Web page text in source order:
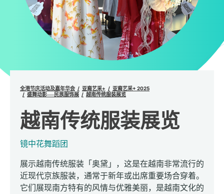
全港节庆活动及嘉年华会 亚裔艺采+
亚裔艺采+ 2025
盛舞动影──民族服饰展
越南传统服装展览
越南传统服装展览
镜中花舞蹈团
展示越南传统服装「奥黛」，这是在越南非常流行的
近现代京族服装，通常于新年或出席重要场合穿着。
它们展现南方特有的风情与优雅美丽，是越南文化的